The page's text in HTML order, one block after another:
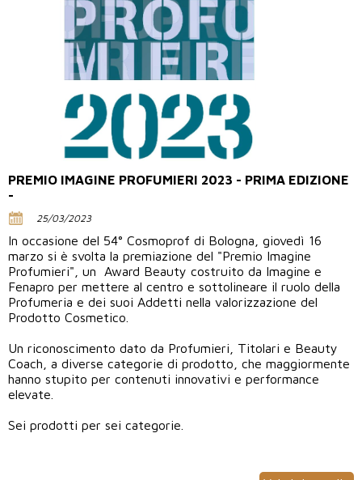
PREMIO IMAGINE PROFUMIERI 2023 - PRIMA EDIZIONE
-
25/03/2023
In occasione del 54° Cosmoprof di Bologna, giovedì 16
marzo si è svolta la premiazione del "Premio Imagine
Profumieri", un Award Beauty costruito da Imagine e
Fenapro per mettere al centro e sottolineare il ruolo della
Profumeria e dei suoi Addetti nella valorizzazione del
Prodotto Cosmetico.
Un riconoscimento dato da Profumieri, Titolari e Beauty
Coach, a diverse categorie di prodotto, che maggiormente
hanno stupito per contenuti innovativi e performance
elevate.
Sei prodotti per sei categorie.